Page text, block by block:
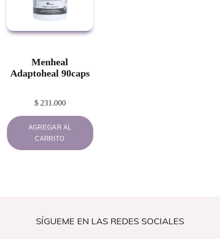
Menheal
Adaptoheal 90caps
$231.000
AGREGAR AL
CARRITO
SÍGUEME EN LAS REDES SOCIALES